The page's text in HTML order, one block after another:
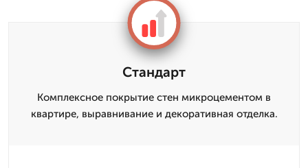
Стандарт
Комплексное покрытие стен микроцементом в
квартире, выравнивание и декоративная отделка.